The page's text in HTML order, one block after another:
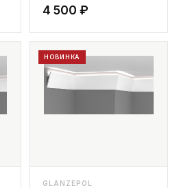
4 500 ₽
НОВИНКА
GLANZEPOL